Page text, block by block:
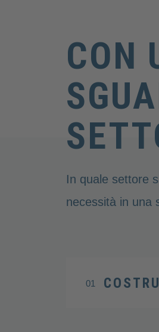
CON
In quale settore
necessità in una
01